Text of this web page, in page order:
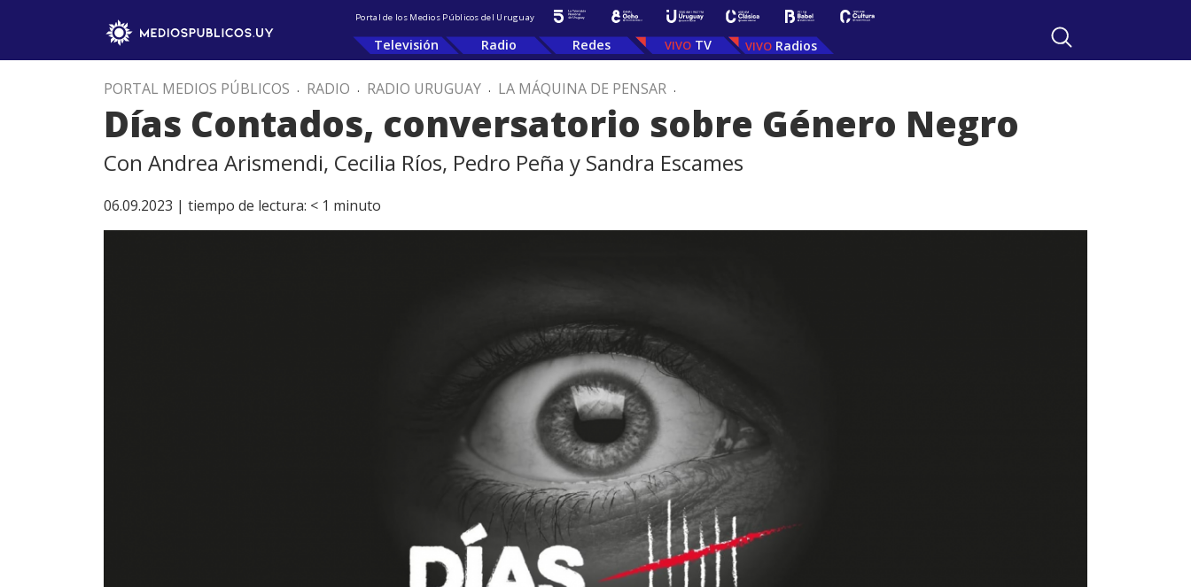
Portal de los Medios Públicos del Uruguay
Televisión Radio Redes TV Radios
PORTAL MEDIOS PÚBLICOS . RADIO . RADIO URUGUAY . LA MÁQUINA DE PENSAR .
Días Contados, conversatorio sobre Género Negro
Con Andrea Arismendi, Cecilia Ríos, Pedro Peña y Sandra Escames
06.09.2023 | tiempo de lectura: < 1 minuto